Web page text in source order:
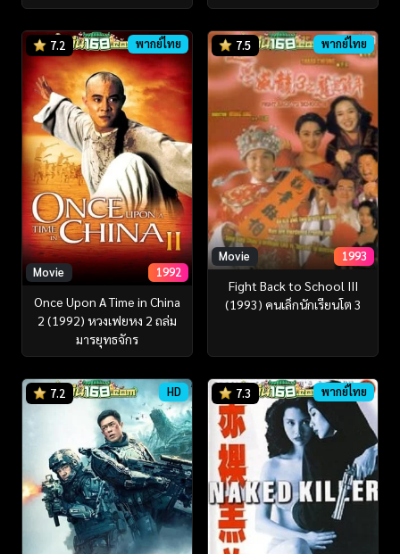
7.2 พากย์ไทย
Movie 1992
Once Upon A Time in China
2 (1992) หวงเฟยหง 2 ถล่ม
มารยุทธจักร
7.5 พากย์ไทย
Movie 1993
Fight Back to School III
(1993) คนเล็กนักเรียนโต 3
7.2 HD 7.3 พากย์ไทย